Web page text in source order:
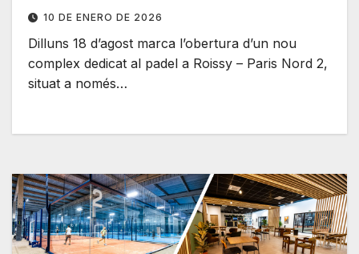
10 DE ENERO DE 2026
Dilluns 18 d’agost marca l’obertura d’un nou
complex dedicat al padel a Roissy – Paris Nord 2,
situat a només…